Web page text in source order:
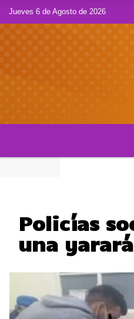
Jueves 6 de Agosto de 2026
Policías
una yarará